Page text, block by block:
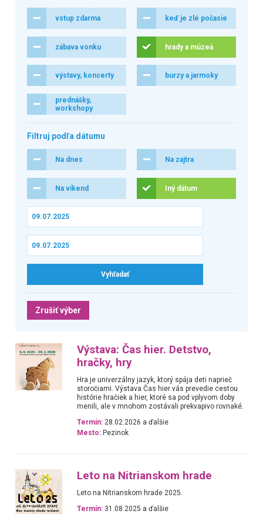
vstup zdarma keď je zlé počasie
zábava vonku hrady a múzeá
výstavy, koncerty burzy a jarmoky
prednášky,
workshopy
Filtruj podľa dátumu
Na dnes Na zajtra
Na víkend Iný dátum
Zrušiť výber
Výstava: Čas hier. Detstvo,
hračky, hry
Hra je univerzálny jazyk, ktorý spája deti naprieč
storočiami. Výstava Čas hier vás prevedie cestou
histórie hračiek a hier, ktoré sa pod vplyvom doby
menili, ale v mnohom zostávali prekvapivo rovnaké.
Termín: 28.02.2026 a ďalšie
Mesto: Pezinok
Leto na Nitrianskom hrade
Leto na Nitrianskom hrade 2025.
Termín: 31.08.2025 a ďalšie